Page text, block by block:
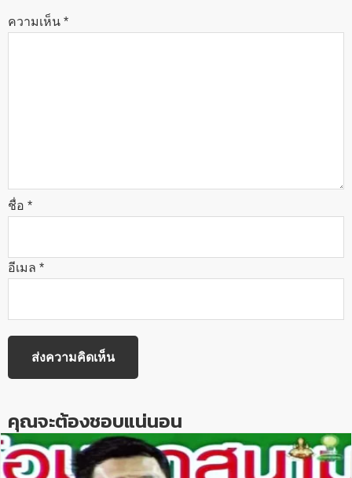
ความเห็น *
ชื่อ *
อีเมล *
คุณจะต้องชอบแน่นอน